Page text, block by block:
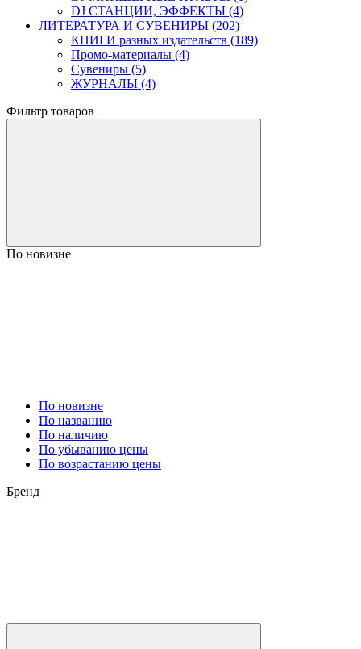
DJ СТАНЦИИ, ЭФФЕКТЫ (4)
ЛИТЕРАТУРА И СУВЕНИРЫ (202)
КНИГИ разных издательств (189)
Промо-материалы (4)
Сувениры (5)
ЖУРНАЛЫ (4)
Фильтр товаров
По новизне
По новизне
По названию
По наличию
По убыванию цены
По возрастанию цены
Бренд